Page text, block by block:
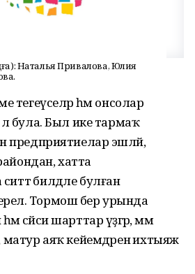
Наталья Привалова, Юлия
тегеүселәр һәм онсолар
лә була. Был ике тармаҡ
предприятиелар эшләй,
хатта
билдәле булған
Тормош бер урында
сәйәси шарттар үҙгәрә, әммә
матур аяҡ кейемдәренә ихтыяж